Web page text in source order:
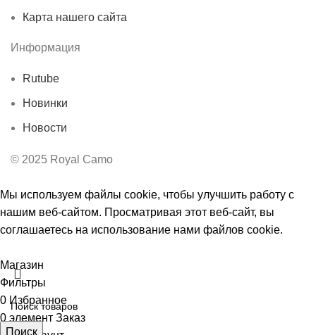
Карта нашего сайта
Информация
Rutube
Новинки
Новости
© 2025 Royal Camo
Мы используем файлы cookie, чтобы улучшить работу с
нашим веб-сайтом. Просматривая этот веб-сайт, вы
соглашаетесь на использование нами файлов cookie.
Поиск
Магазин
Фильтры
0 Избранное
0 элемент Заказ